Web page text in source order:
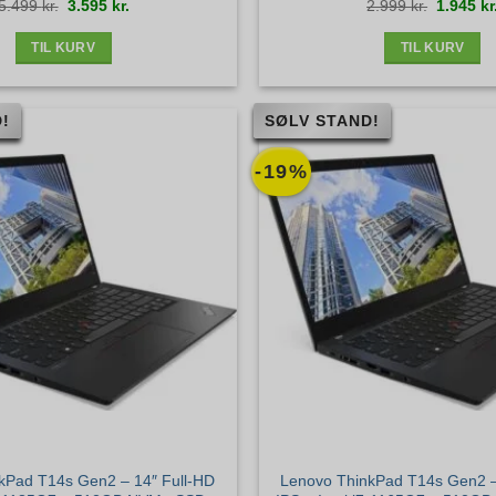
Sølv stand
kr. Den
oprindelige
pris
3.595 kr.aktuelle
pris
TIL KURV
stand
2.999kr. Den
pris
1.945 kr.
TIL KURV
T14s Gen2 – 14″ Full-HD
-19%
SØLV STAND!
Lenovo ThinkPad T14s Gen2